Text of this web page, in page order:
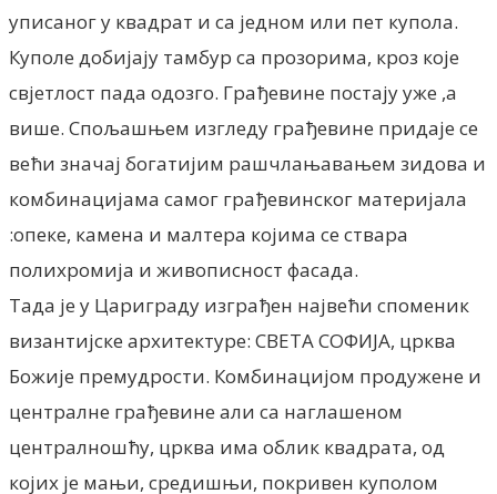
уписаног у квадрат и са једном или пет купола.
Куполе добијају тамбур са прозорима, кроз које
свјетлост пада одозго. Грађевине постају уже ,а
више. Спољашњем изгледу грађевине придаје се
већи значај богатијим рашчлањавањем зидова и
комбинацијама самог грађевинског материјала
:опеке, камена и малтера којима се ствара
полихромија и живописност фасада.
Тада је у Цариграду изграђен највећи споменик
византијске архитектуре: СВЕТА СОФИЈА, црква
Божије премудрости. Комбинацијом продужене и
централне грађевине али са наглашеном
централношћу, црква има облик квадрата, од
којих је мањи, средишњи, покривен куполом